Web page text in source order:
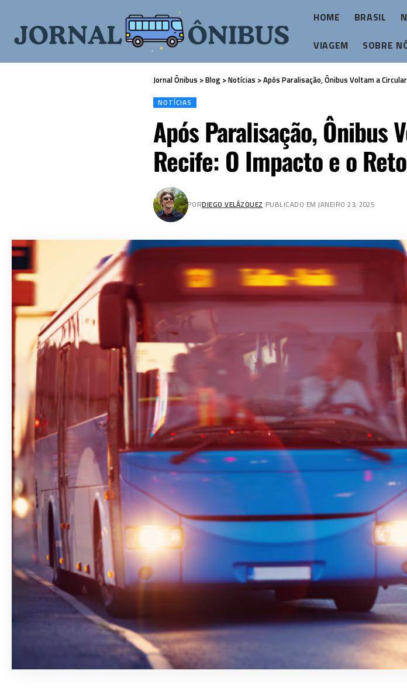
HOME BRASIL
VIAGEM
SOBRE
Jornal Ônibus >Blog >Notícias >Após Paralisação, Ônibus Voltam a
NOTÍCIAS
Após Paralisação, Ônibus
Recife: O Impacto e o
PORDIEGO VELÁZQUEZ PUBLICADO EM JANEIRO 23, 2025